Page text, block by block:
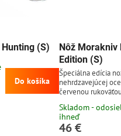
(S)
Do košíka
Nôž Morakniv
Edition (S)
Špeciálna edícia
nehrdzavejúcej
červenou
Skladom -
ihneď
46 €